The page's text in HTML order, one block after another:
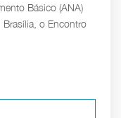
Básico (ANA)
o Encontro